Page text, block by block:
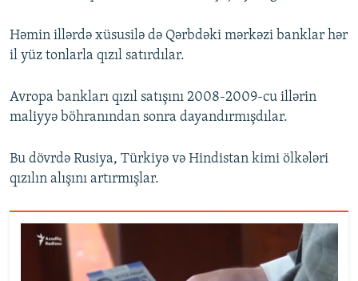
Həmin illərdə xüsusilə də Qərbdəki mərkəzi banklar hər
il yüz tonlarla qızıl satırdılar.
Avropa bankları qızıl satışını 2008-2009-cu illərin
maliyyə böhranından sonra dayandırmışdılar.
Bu dövrdə Rusiya, Türkiyə və Hindistan kimi ölkələri
qızılın alışını artırmışlar.